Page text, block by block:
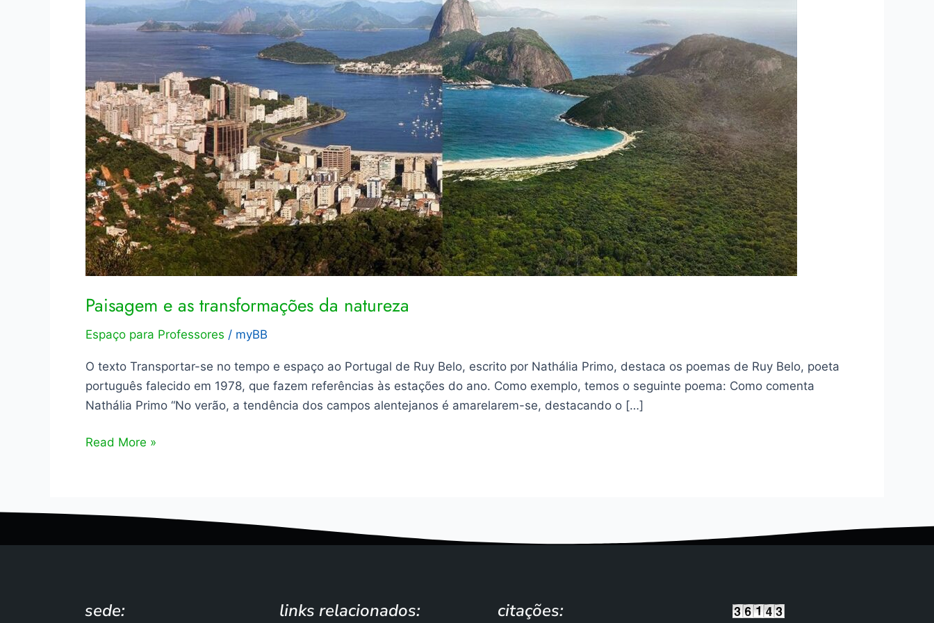
Paisagem e as transformações da natureza
Espaço para Professores / myBB
O texto Transportar-se no tempo e espaço ao Portugal de Ruy Belo, escrito por Nathália Primo, destaca os poemas de Ruy Belo, poeta
português falecido em 1978, que fazem referências às estações do ano. Como exemplo, temos o seguinte poema: Como comenta
Nathália Primo “No verão, a tendência dos campos alentejanos é amarelarem-se, destacando o […]
Read More »
sede: links relacionados: citações: